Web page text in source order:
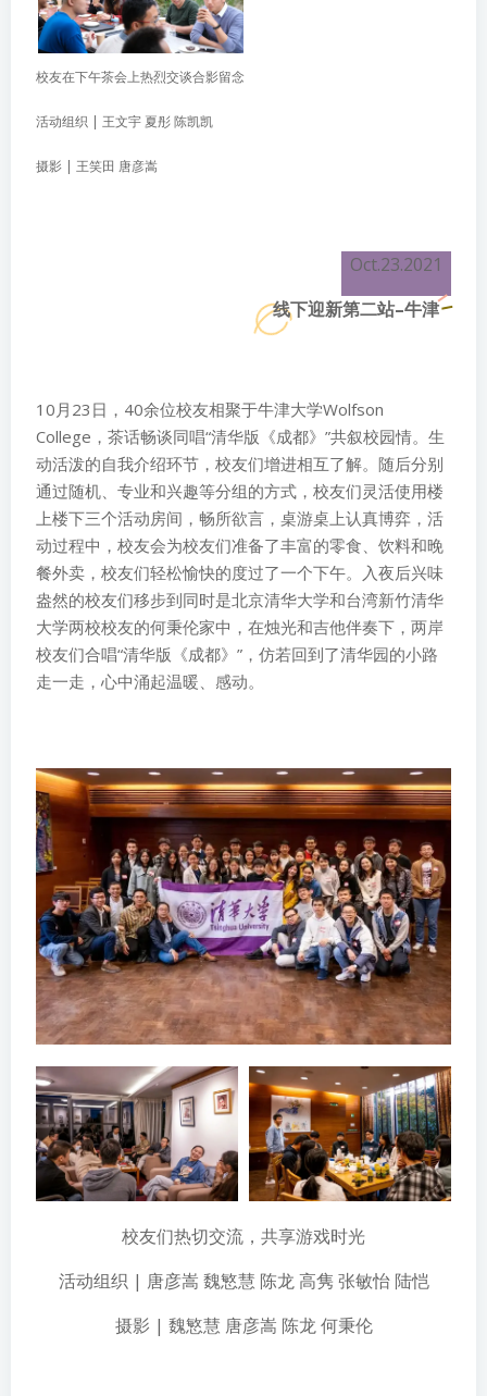
校友在下午茶会上热烈交谈合影留念
活动组织 | 王文宇 夏彤 陈凯凯
摄影 | 王笑田 唐彦嵩
Oct.23.2021
线下迎新第二站–牛津
10月23日，40余位校友相聚于牛津大学Wolfson
College，茶话畅谈同唱“清华版《成都》”共叙校园情。生
动活泼的自我介绍环节，校友们增进相互了解。随后分别
通过随机、专业和兴趣等分组的方式，校友们灵活使用楼
上楼下三个活动房间，畅所欲言，桌游桌上认真博弈，活
动过程中，校友会为校友们准备了丰富的零食、饮料和晚
餐外卖，校友们轻松愉快的度过了一个下午。入夜后兴味
盎然的校友们移步到同时是北京清华大学和台湾新竹清华
大学两校校友的何秉伦家中，在烛光和吉他伴奏下，两岸
校友们合唱“清华版《成都》”，仿若回到了清华园的小路
走一走，心中涌起温暖、感动。
校友们热切交流，共享游戏时光
活动组织 | 唐彦嵩 魏慜慧 陈龙 高隽 张敏怡 陆恺
摄影 | 魏慜慧 唐彦嵩 陈龙 何秉伦